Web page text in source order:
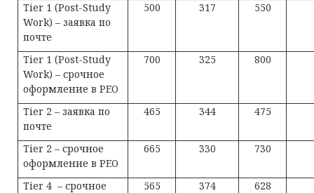
Tier 1 (Post-Study
Work) – заявка по
почте
500 317 550
Tier 1 (Post-Study
Work) – срочное
оформление в PEO
700 325 800
Tier 2 – заявка по
почте
465 344 475
Tier 2 – срочное
оформление в PEO
665 330 730
Tier 4 – срочное
565 374 628